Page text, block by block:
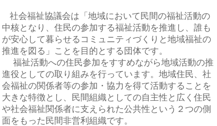
社会福祉協議会は「地域において民間の福祉活動の
中核となり、住民の参加する福祉活動を推進し、誰も
が安心して暮らせるコミュニティづくりと地域福祉の
推進を図る」ことを目的とする団体です。
福祉活動への住民参加をすすめながら地域活動の推
進役としての取り組みを行っています。地域住民、社
会福祉の関係者等の参加・協力を得て活動することを
大きな特徴とし、民間組織としての自主性と広く住民
や社会福祉関係者に支えられた公共性という２つの側
面をもった民間非営利組織です。